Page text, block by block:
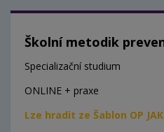
Školní metodik
Specializační studium
ONLINE + praxe
Lze hradit ze Šablon OP JAK